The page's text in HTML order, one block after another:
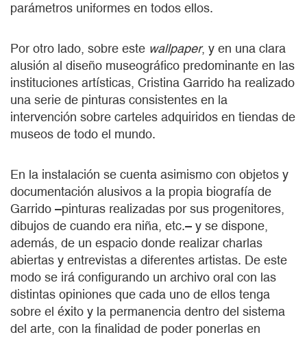
parámetros uniformes en todos ellos.
Por otro lado, sobre este wallpaper, y en una clara
alusión al diseño museográfico predominante en las
instituciones artísticas, Cristina Garrido ha realizado
una serie de pinturas consistentes en la
intervención sobre carteles adquiridos en tiendas de
museos de todo el mundo.
En la instalación se cuenta asimismo con objetos y
documentación alusivos a la propia biografía de
Garrido –pinturas realizadas por sus progenitores,
dibujos de cuando era niña, etc.– y se dispone,
además, de un espacio donde realizar charlas
abiertas y entrevistas a diferentes artistas. De este
modo se irá configurando un archivo oral con las
distintas opiniones que cada uno de ellos tenga
sobre el éxito y la permanencia dentro del sistema
del arte, con la finalidad de poder ponerlas en